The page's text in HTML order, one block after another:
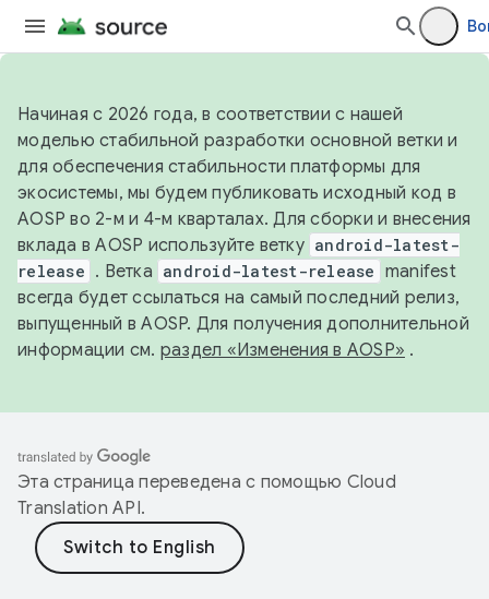
Начиная с 2026 года, в соответствии с нашей
моделью стабильной разработки основной ветки и
для обеспечения стабильности платформы для
экосистемы, мы будем публиковать исходный код в
AOSP во 2-м и 4-м кварталах. Для сборки и внесения
вклада в AOSP используйте ветку android-latest-
release . Ветка android-latest-release manifest
всегда будет ссылаться на самый последний релиз,
выпущенный в AOSP. Для получения дополнительной
информации см. раздел «Изменения в AOSP» .
Эта страница переведена с помощью Cloud
Translation API.